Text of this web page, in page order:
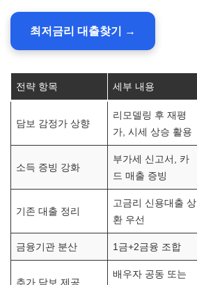
최저금리 대출찾기 →
전략 항목 세부 내용
담보 감정가 상향
리모델링 후 재평
가, 시세 상승 활용
소득 증빙 강화
부가세 신고서, 카
드 매출 증빙
기존 대출 정리
고금리 신용대출 상
환 우선
금융기관 분산 1금+2금융 조합
추가 담보 제공
배우자 공동 또는